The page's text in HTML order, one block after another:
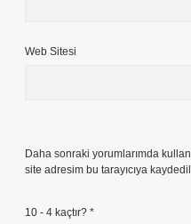
Web Sitesi
Daha sonraki yorumlarımda
site adresim bu tarayıcıya
10 - 4 kaçtır? *